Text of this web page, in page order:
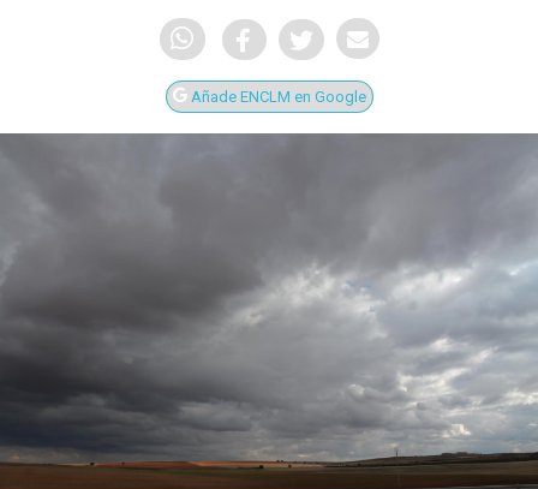
Añade ENCLM en Google